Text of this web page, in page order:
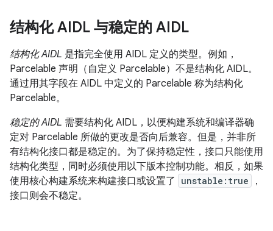
结构化 AIDL 与稳定的 AIDL
结构化 AIDL 是指完全使用 AIDL 定义的类型。例如，
Parcelable 声明（自定义 Parcelable）不是结构化 AIDL。
通过用其字段在 AIDL 中定义的 Parcelable 称为结构化
Parcelable。
稳定的 AIDL 需要结构化 AIDL，以便构建系统和编译器确
定对 Parcelable 所做的更改是否向后兼容。但是，并非所
有结构化接口都是稳定的。为了保持稳定性，接口只能使用
结构化类型，同时必须使用以下版本控制功能。相反，如果
使用核心构建系统来构建接口或设置了
unstable:true
，
接口则会不稳定。